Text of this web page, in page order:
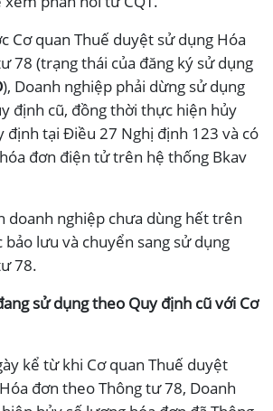
Cơ quan Thuế duyệt sử dụng Hóa
78 (trạng thái của đăng ký sử dụng
), Doanh nghiệp phải dừng sử dụng
định cũ, đồng thời thực hiện hủy
định tại Điều 27 Nghị định 123 và có
đơn điện tử trên hệ thống Bkav
doanh nghiệp chưa dùng hết trên
lưu và chuyển sang sử dụng
78.
sử dụng theo Quy định cũ với Cơ
kể từ khi Cơ quan Thuế duyệt
đơn theo Thông tư 78, Doanh